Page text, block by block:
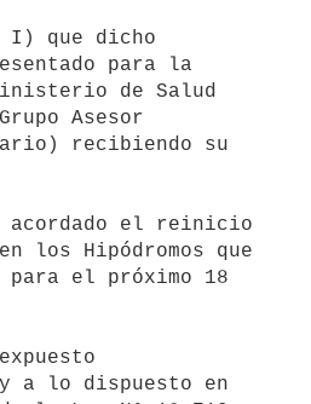
para la
de Salud
Asesor
recibiendo su
los Hipódromos que
el próximo 18
y a lo dispuesto en